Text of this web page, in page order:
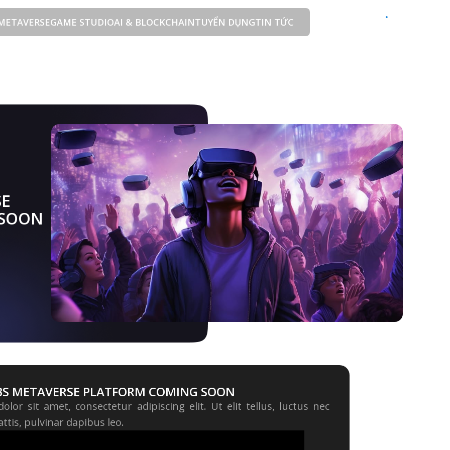
GAME STUDIOAI & BLOCKCHAINTUYỂN DỤNGTIN TỨC
METAVERSE PLATFORM COMING SOON
sit amet, consectetur adipiscing elit. Ut elit tellus, luctus nec
pulvinar dapibus leo.